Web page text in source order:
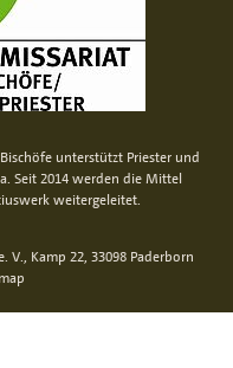
unterstützt Priester und
Seit 2014 werden die Mittel
weitergeleitet.
Kamp 22, 33098 Paderborn